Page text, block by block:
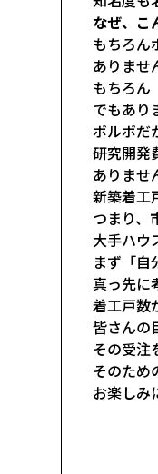
なぜ、こ
もちろん
ありませ
もちろん
でもあり
ボルボだ
研究開発
ありませ
新築着工
つまり、
大手ハウ
まず「自
真っ先に
着工戸数
皆さんの
その受注
そのため
お楽しみ